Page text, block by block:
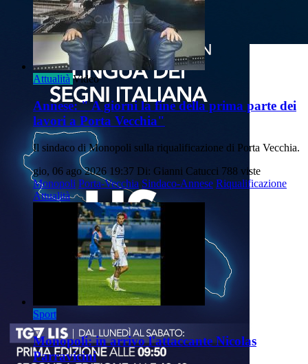
Attualità Video
Annese: " A giorni la fine della prima parte dei
lavori a Porta Vecchia"
Il sindaco di Monopoli sulla riqualificazione di Porta Vecchia.
gio, 06 ago 2026 19:37 Di: Gianni Catucci 788 viste
Monopoli Porta-Vecchia Sindaco-Annese Riqualificazione
Attualità
Sport
Monopoli: in arrivo l'attaccante Nicolas
Parravicini